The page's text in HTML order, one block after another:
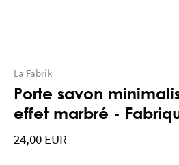
La Fabrik
Porte savon
effet marbré -
24,00 EUR